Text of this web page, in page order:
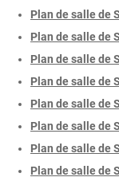
Plan de salle de
Plan de salle de
Plan de salle de
Plan de salle de
Plan de salle de
Plan de salle de
Plan de salle de
Plan de salle de